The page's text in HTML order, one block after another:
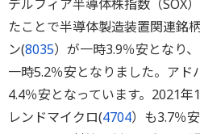
デルフィア半導体株指数（SOX
たことで半導体製造装置関連銘
ン(8035）が一時3.9％安となり
一時5.2％安となりました。アド
4.4％安となっています。2021
レンドマイクロ(4704）も3.7％